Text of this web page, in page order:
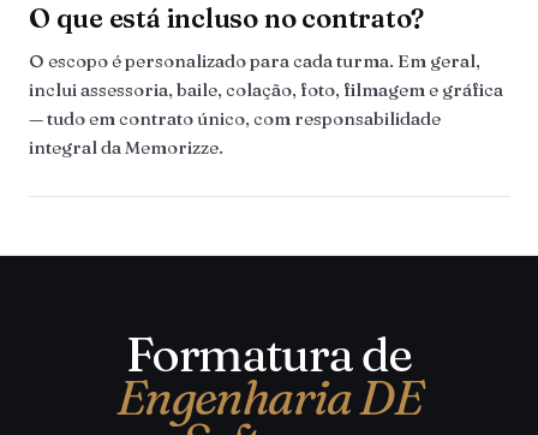
O que está incluso no contrato?
O escopo é personalizado para cada turma. Em geral,
inclui assessoria, baile, colação, foto, filmagem e gráfica
— tudo em contrato único, com responsabilidade
integral da Memorizze.
Formatura de
Engenharia DE